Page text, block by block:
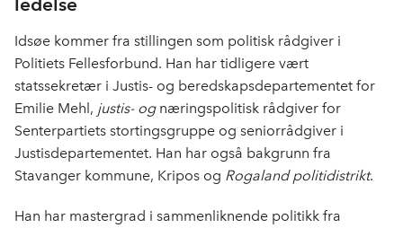
Idsøe kommer fra stillingen som politisk rådgiver i
Politiets Fellesforbund. Han har tidligere vært
statssekretær i Justis- og beredskapsdepartementet for
Emilie Mehl, justis- ognæringspolitisk rådgiver for
Senterpartiets stortingsgruppe og seniorrådgiver i
Justisdepartementet. Han har også bakgrunn fra
Stavanger kommune, Kripos og Rogaland politidistrikt.
Han har mastergrad i sammenliknende politikk fra